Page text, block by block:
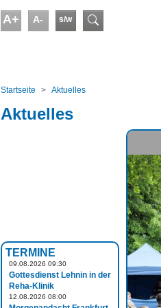
A+ A- s/w
Startseite
Aktuelles
Aktuelles
TERMINE
09.08.2026 09:30
Gottesdienst Lehnin in der
Reha-Klinik
12.08.2026 08:00